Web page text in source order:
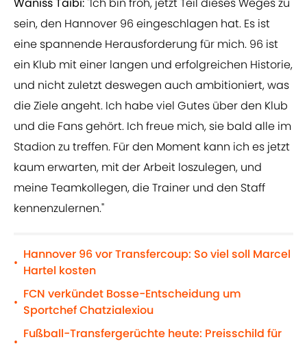
sein, den Hannover 96 eingeschlagen hat. Es ist
eine spannende Herausforderung für mich. 96 ist
ein Klub mit einer langen und erfolgreichen Historie,
und nicht zuletzt deswegen auch ambitioniert, was
die Ziele angeht. Ich habe viel Gutes über den Klub
und die Fans gehört. Ich freue mich, sie bald alle im
Stadion zu treffen. Für den Moment kann ich es jetzt
kaum erwarten, mit der Arbeit loszulegen, und
meine Teamkollegen, die Trainer und den Staff
kennenzulernen."
•
Hannover 96 vor Transfercoup: So viel soll Marcel
Hartel kosten
•
FCN verkündet Bosse-Entscheidung um
Sportchef Chatzialexiou
Fußball-Transfergerüchte heute: Preisschild für